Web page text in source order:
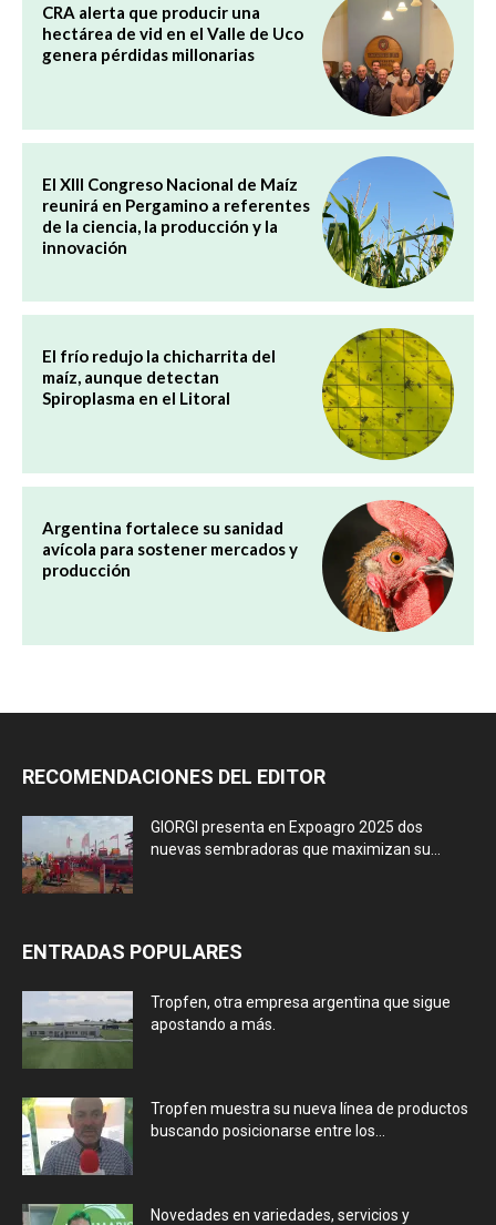
CRA alerta que producir una
hectárea de vid en el Valle de Uco
genera pérdidas millonarias
El XIII Congreso Nacional de Maíz
reunirá en Pergamino a referentes
de la ciencia, la producción y la
innovación
El frío redujo la chicharrita del
maíz, aunque detectan
Spiroplasma en el Litoral
Argentina fortalece su sanidad
avícola para sostener mercados y
producción
RECOMENDACIONES DEL EDITOR
GIORGI presenta en Expoagro 2025 dos
nuevas sembradoras que maximizan su...
ENTRADAS POPULARES
Tropfen, otra empresa argentina que sigue
apostando a más.
Tropfen muestra su nueva línea de productos
buscando posicionarse entre los...
Novedades en variedades, servicios y